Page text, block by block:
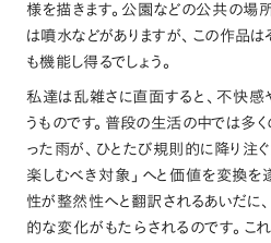
様を描きます。 公園などの公共の場
は噴水などがありますが、 この作品は
も機能し得るでしょう。
私達は乱雑さに直面すると 、 不快感
うものです。 普段の生活の中では多
った雨が 、 ひとたび規則的に降り注
楽しむべき対象 」 へと価値を変換を
性が整然性へと翻訳されるあいだに、
的な変化がもたらされるのです。 こ